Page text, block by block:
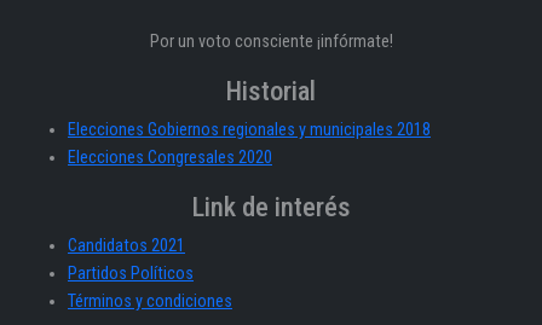
Por un voto consciente ¡infórmate!
Historial
Elecciones Gobiernos regionales y municipales 2018
Elecciones Congresales 2020
Link de interés
Candidatos 2021
Partidos Políticos
Términos y condiciones